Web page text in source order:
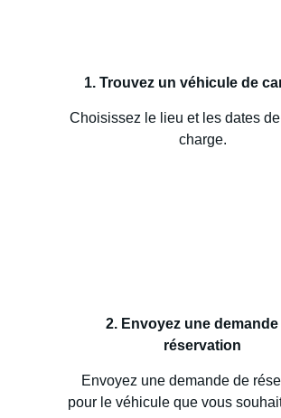
1. Trouvez un véhicule de
Choisissez le lieu et les dates
charge.
2. Envoyez une demande
réservation
Envoyez une demande de
pour le véhicule que vous